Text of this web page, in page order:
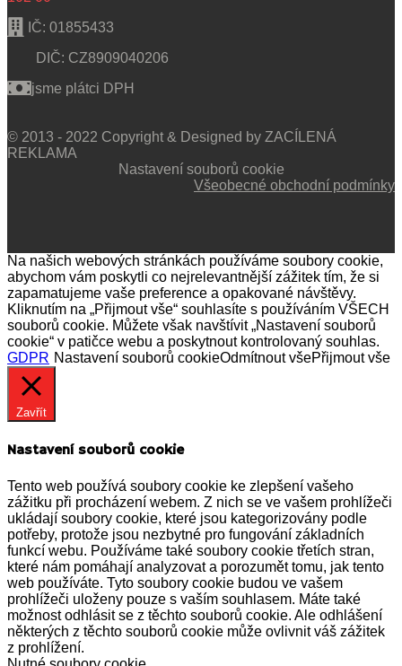
IČ: 01855433
DIČ: CZ8909040206
jsme plátci DPH
© 2013 - 2022 Copyright & Designed by ZACÍLENÁ
REKLAMA
Nastavení souborů cookie
Všeobecné obchodní podmínky
Na našich webových stránkách používáme soubory cookie,
abychom vám poskytli co nejrelevantnější zážitek tím, že si
zapamatujeme vaše preference a opakované návštěvy.
Kliknutím na „Přijmout vše“ souhlasíte s používáním VŠECH
souborů cookie. Můžete však navštívit „Nastavení souborů
cookie“ v patičce webu a poskytnout kontrolovaný souhlas.
GDPR Nastavení souborů cookieOdmítnout všePřijmout vše
Zavřít
Nastavení souborů cookie
Tento web používá soubory cookie ke zlepšení vašeho
zážitku při procházení webem. Z nich se ve vašem prohlížeči
ukládají soubory cookie, které jsou kategorizovány podle
potřeby, protože jsou nezbytné pro fungování základních
funkcí webu. Používáme také soubory cookie třetích stran,
které nám pomáhají analyzovat a porozumět tomu, jak tento
web používáte. Tyto soubory cookie budou ve vašem
prohlížeči uloženy pouze s vaším souhlasem. Máte také
možnost odhlásit se z těchto souborů cookie. Ale odhlášení
některých z těchto souborů cookie může ovlivnit váš zážitek
z prohlížení.